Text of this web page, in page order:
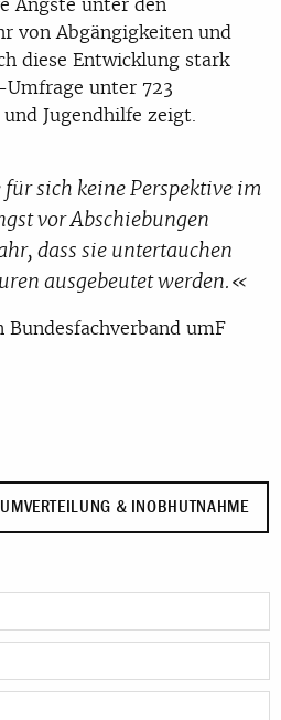
von Abgängigkeiten und
diese Entwicklung stark
unter 723
Jugendhilfe zeigt.
sich keine Perspektive im
vor Abschiebungen
dass sie untertauchen
ausgebeutet werden.
Bundesfachverband umF
UMVERTEILUNG & INOBHUTNAHME